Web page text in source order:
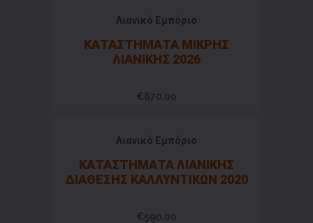
Λιανικό Εμπόριο
ΚΑΤΑΣΤΗΜΑΤΑ ΜΙΚΡΗΣ
ΛΙΑΝΙΚΗΣ 2026
€670,00
Λιανικό Εμπόριο
ΚΑΤΑΣΤΗΜΑΤΑ ΛΙΑΝΙΚΗΣ
ΔΙΑΘΕΣΗΣ ΚΑΛΛΥΝΤΙΚΩΝ 2020
€590,00